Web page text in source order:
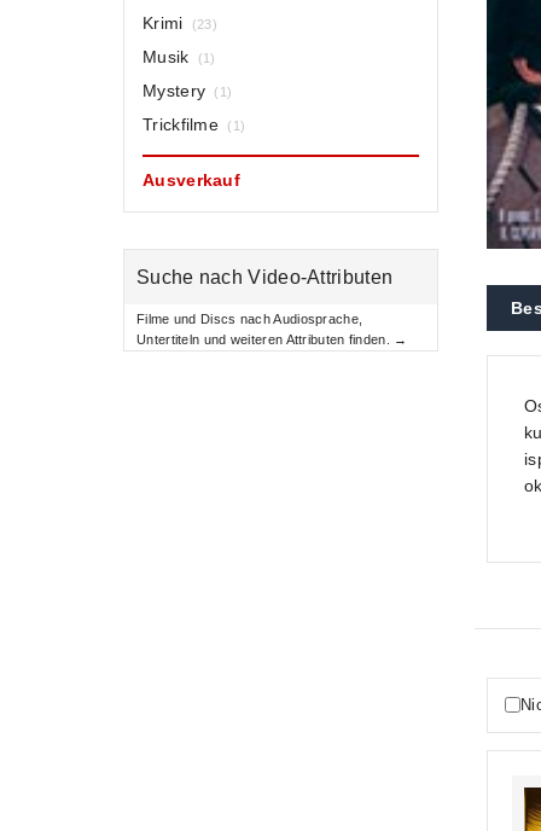
Krimi (23)
Musik (1)
Mystery (1)
Trickfilme (1)
Ausverkauf
Suche nach Video-Attributen
Filme und Discs nach Audiosprache,
Untertiteln und weiteren Attributen finden. →